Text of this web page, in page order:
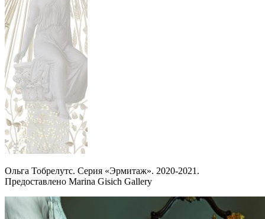
Ольга Тобрелутс. Серия «Эрмитаж». 2020-2021.
Предоставлено Marina Gisich Gallery